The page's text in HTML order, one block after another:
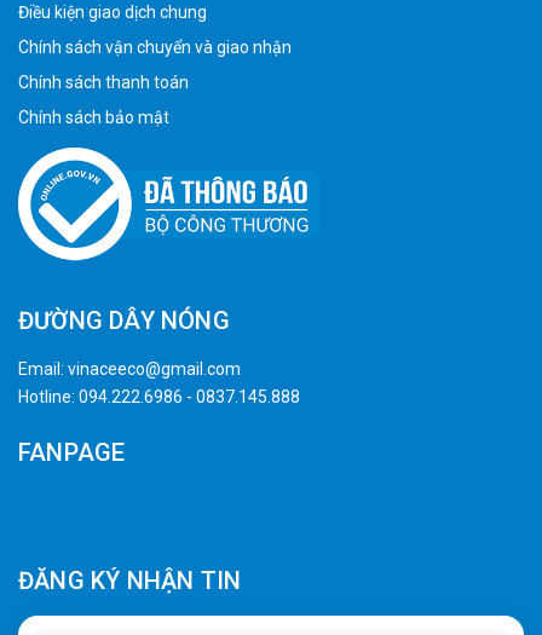
Điều kiện giao dịch chung
Chính sách vận chuyển và giao nhận
Chính sách thanh toán
Chính sách bảo mật
ĐƯỜNG DÂY NÓNG
Email: vinaceeco@gmail.com
Hotline: 094.222.6986 - 0837.145.888
FANPAGE
ĐĂNG KÝ NHẬN TIN